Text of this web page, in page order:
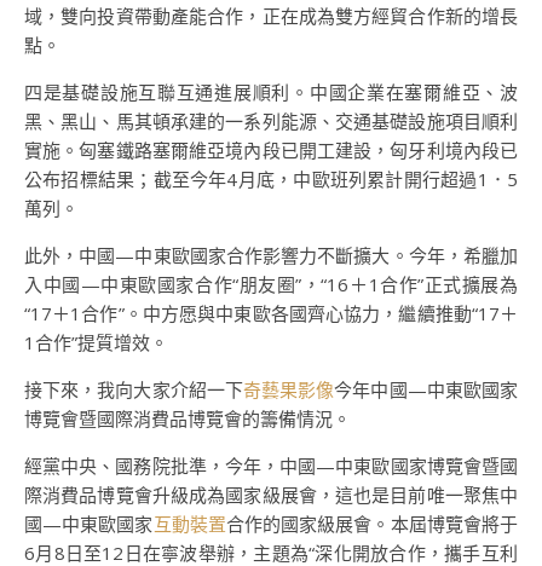
域，雙向投資帶動產能合作，正在成為雙方經貿合作新的增長
點。
四是基礎設施互聯互通進展順利。中國企業在塞爾維亞、波
黑、黑山、馬其頓承建的一系列能源、交通基礎設施項目順利
實施。匈塞鐵路塞爾維亞境內段已開工建設，匈牙利境內段已
公布招標結果；截至今年4月底，中歐班列累計開行超過1．5
萬列。
此外，中國—中東歐國家合作影響力不斷擴大。今年，希臘加
入中國—中東歐國家合作“朋友圈”，“16＋1合作”正式擴展為
“17＋1合作”。中方愿與中東歐各國齊心協力，繼續推動“17＋
1合作”提質增效。
接下來，我向大家介紹一下奇藝果影像今年中國—中東歐國家
博覽會暨國際消費品博覽會的籌備情況。
經黨中央、國務院批準，今年，中國—中東歐國家博覽會暨國
際消費品博覽會升級成為國家級展會，這也是目前唯一聚焦中
國—中東歐國家互動裝置合作的國家級展會。本屆博覽會將于
6月8日至12日在寧波舉辦，主題為“深化開放合作，攜手互利